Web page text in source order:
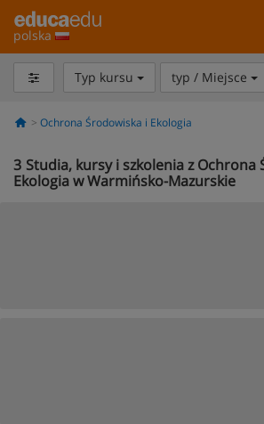
polska
Typ kursu typ / Miejsce
Ochrona Środowiska i Ekologia
3 Studia, kursy i szkolenia z Ochrona
Ekologia w Warmińsko-Mazurskie